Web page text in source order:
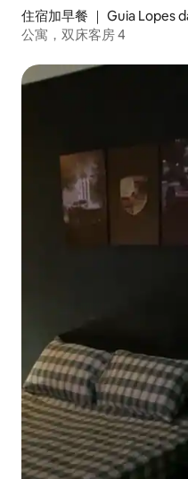
住宿加早餐 ｜ Guia Lopes
公寓，双床客房 4